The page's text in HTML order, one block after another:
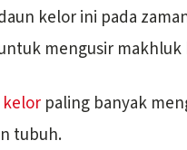
kelor ini pada
mengusir makhluk
kelor paling banyak
tubuh.